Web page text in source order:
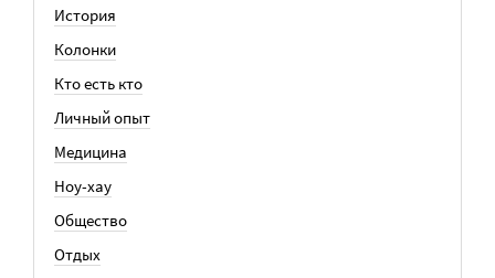
История
Колонки
Кто есть кто
Личный опыт
Медицина
Ноу-хау
Общество
Отдых